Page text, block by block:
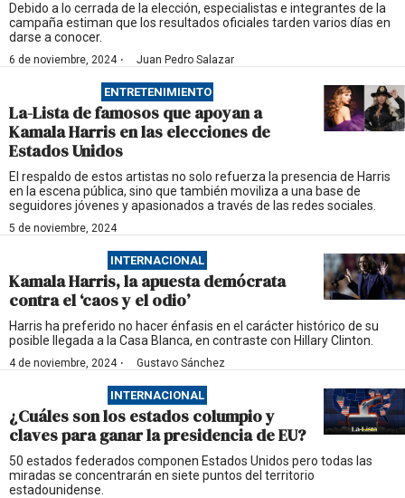
Debido a lo cerrada de la elección, especialistas e integrantes de la
campaña estiman que los resultados oficiales tarden varios días en
darse a conocer.
6 de noviembre, 2024· Juan Pedro Salazar
ENTRETENIMIENTO
La-Lista de famosos que apoyan a
Kamala Harris en las elecciones de
Estados Unidos
El respaldo de estos artistas no solo refuerza la presencia de Harris
en la escena pública, sino que también moviliza a una base de
seguidores jóvenes y apasionados a través de las redes sociales.
5 de noviembre, 2024
INTERNACIONAL
Kamala Harris, la apuesta demócrata
contra el ‘caos y el odio’
Harris ha preferido no hacer énfasis en el carácter histórico de su
posible llegada a la Casa Blanca, en contraste con Hillary Clinton.
4 de noviembre, 2024· Gustavo Sánchez
INTERNACIONAL
¿Cuáles son los estados columpio y
claves para ganar la presidencia de EU?
50 estados federados componen Estados Unidos pero todas las
miradas se concentrarán en siete puntos del territorio
estadounidense.